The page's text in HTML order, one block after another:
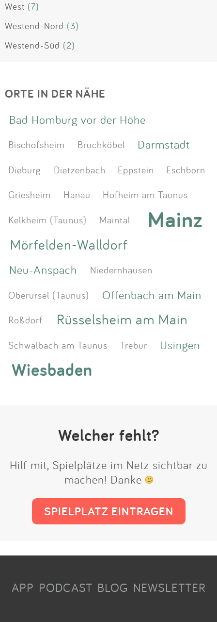
West (7)
Westend-Nord (3)
Westend-Süd (2)
ORTE IN DER NÄHE
Bad Homburg vor der Höhe
Bischofsheim Bruchköbel Darmstadt
Dieburg Dietzenbach Eppstein
Eschborn
Griesheim
Hanau
Hofheim am Taunus
Kelkheim (Taunus)
Maintal Mainz
Mörfelden-Walldorf
Neu-Anspach
Niedernhausen
Oberursel (Taunus)
Offenbach am Main
Roßdorf Rüsselsheim am Main
Schwalbach am Taunus Trebur Usingen
Wiesbaden
Welcher fehlt?
Hilf mit, Spielplätze im Netz sichtbar zu
machen! Danke
SPIELPLATZ EINTRAGEN
APP PODCAST BLOG NEWSLETTER